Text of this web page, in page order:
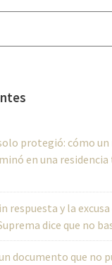
protegió: cómo un
en una
respuesta y la excusa
dice que no
documento que no